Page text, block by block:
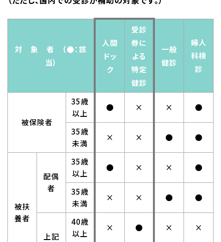
対 象 者 （●：該
当）
人間
ドッ
ク
受診
券に
よる
特定
健診
一般
健診
婦人
科検
診
被保険者
35歳
以上
● × × ●
35歳
未満
× × ● ●
被扶
養者
配偶
者
35歳
以上
● × × ●
35歳
未満
× × ● ●
上記
40歳
以上
× ● × ×